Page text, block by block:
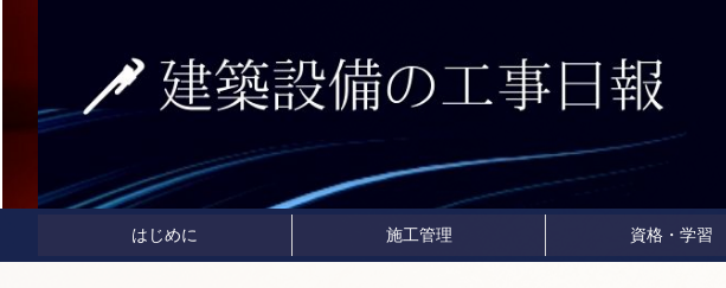
はじめに 施工管理 資格・学習